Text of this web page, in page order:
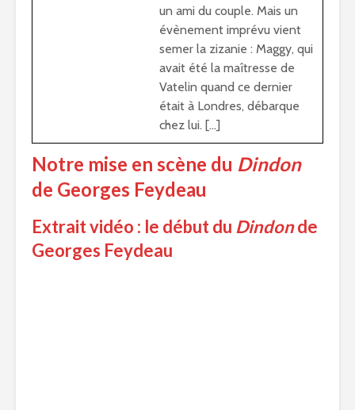
un ami du couple. Mais un
évènement imprévu vient
semer la zizanie : Maggy, qui
avait été la maîtresse de
Vatelin quand ce dernier
était à Londres, débarque
chez lui. […]
Notre mise en scène du Dindon
de Georges Feydeau
Extrait vidéo : le début du Dindonde
Georges Feydeau